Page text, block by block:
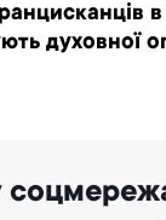
в
духовної